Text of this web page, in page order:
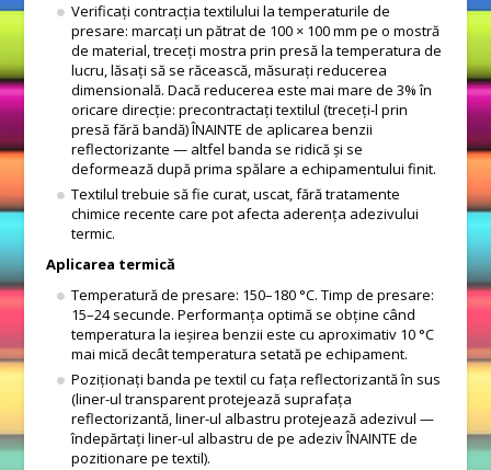
Verificați contracția textilului la temperaturile de
presare: marcați un pătrat de 100 × 100 mm pe o mostră
de material, treceți mostra prin presă la temperatura de
lucru, lăsați să se răcească, măsurați reducerea
dimensională. Dacă reducerea este mai mare de 3% în
oricare direcție: precontractați textilul (treceți-l prin
presă fără bandă) ÎNAINTE de aplicarea benzii
reflectorizante — altfel banda se ridică și se
deformează după prima spălare a echipamentului finit.
Textilul trebuie să fie curat, uscat, fără tratamente
chimice recente care pot afecta aderența adezivului
termic.
Aplicarea termică
Temperatură de presare: 150–180 °C. Timp de presare:
15–24 secunde. Performanța optimă se obține când
temperatura la ieșirea benzii este cu aproximativ 10 °C
mai mică decât temperatura setată pe echipament.
Poziționați banda pe textil cu fața reflectorizantă în sus
(liner-ul transparent protejează suprafața
reflectorizantă, liner-ul albastru protejează adezivul —
îndepărtați liner-ul albastru de pe adeziv ÎNAINTE de
pozitionare pe textil).